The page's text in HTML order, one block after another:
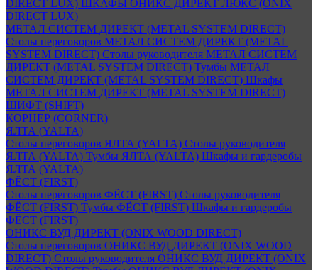
DIRECT LUX) ШКАФЫ ОНИКС ДИРЕКТ ЛЮКС (ONIX
DIRECT LUX)
МЕТАЛ СИСТЕМ ДИРЕКТ (METAL SYSTEM DIRECT)
Столы переговоров МЕТАЛ СИСТЕМ ДИРЕКТ (METAL
SYSTEM DIRECT) Столы руководителя МЕТАЛ СИСТЕМ
ДИРЕКТ (METAL SYSTEM DIRECT) Тумбы МЕТАЛ
СИСТЕМ ДИРЕКТ (METAL SYSTEM DIRECT) Шкафы
МЕТАЛ СИСТЕМ ДИРЕКТ (METAL SYSTEM DIRECT)
ШИФТ (SHIFT)
КОРНЕР (CORNER)
ЯЛТА (YALTA)
Столы переговоров ЯЛТА (YALTA) Столы руководителя
ЯЛТА (YALTA) Тумбы ЯЛТА (YALTA) Шкафы и гардеробы
ЯЛТА (YALTA)
ФЁСТ (FIRST)
Столы переговоров ФЁСТ (FIRST) Столы руководителя
ФЁСТ (FIRST) Тумбы ФЁСТ (FIRST) Шкафы и гардеробы
ФЁСТ (FIRST)
ОНИКС ВУД ДИРЕКТ (ONIX WOOD DIRECT)
Столы переговоров ОНИКС ВУД ДИРЕКТ (ONIX WOOD
DIRECT) Столы руководителя ОНИКС ВУД ДИРЕКТ (ONIX